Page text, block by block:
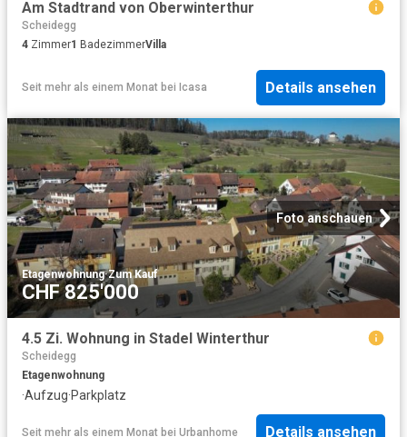
Am Stadtrand von Oberwinterthur
Scheidegg
4 Zimmer1 BadezimmerVilla
Seit mehr als einem Monat bei Icasa Details ansehen
Foto anschauen
Etagenwohnung·Zum Kauf
CHF 825'000
4.5 Zi. Wohnung in Stadel Winterthur
Scheidegg
Etagenwohnung
·Aufzug·Parkplatz
Seit mehr als einem Monat bei Urbanhome Details ansehen